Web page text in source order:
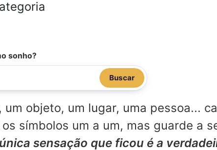
sonho?
Buscar
um objeto, um lugar, uma pessoa...
símbolos um a um, mas guarde a
sensação que ficou é a